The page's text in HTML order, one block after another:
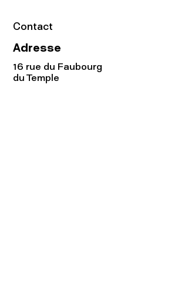
Contact
Adresse
16 rue du Faubourg
du Temple